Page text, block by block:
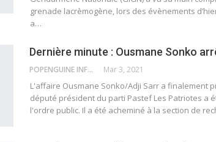
grenade lacrèmogène, lors des évènements
a…
Dernière minute : Ousmane Sonko
POPENGUINE INFO Mar 3, 2021
L'affaire Ousmane Sonko/Adji Sarr a finalement
député président du parti Pastef Les Patriotes a
l'ordre public. Il a été acheminé à la section de